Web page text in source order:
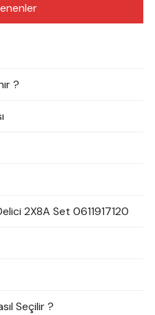
?
2X8A Set 0611917120
Seçilir ?